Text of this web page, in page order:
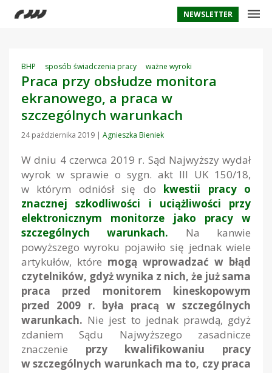
NEWSLETTER
BHP sposób świadczenia pracy ważne wyroki
Praca przy obsłudze monitora
ekranowego, a praca w
szczególnych warunkach
24 października 2019 | Agnieszka Bieniek
W dniu 4 czerwca 2019 r. Sąd Najwyższy wydał
wyrok w sprawie o sygn. akt III UK 150/18,
w którym odniósł się do kwestii pracy o
znacznej szkodliwości i uciążliwości przy
elektronicznym monitorze jako pracy w
szczególnych warunkach. Na kanwie
powyższego wyroku pojawiło się jednak wiele
artykułów, które mogą wprowadzać w błąd
czytelników, gdyż wynika z nich, że już sama
praca przed monitorem kineskopowym
przed 2009 r. była pracą w szczególnych
warunkach. Nie jest to jednak prawdą, gdyż
zdaniem Sądu Najwyższego zasadnicze
znaczenie przy kwalifikowaniu pracy
w szczególnych warunkach ma to, czy praca